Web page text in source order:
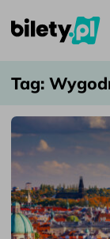
Przejdź do treści
Wygodna podróż
Tag: